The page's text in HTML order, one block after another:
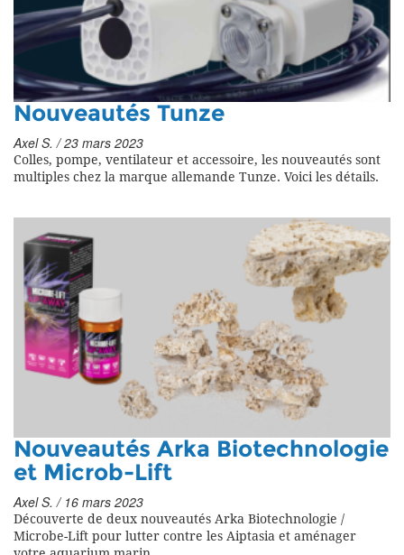
Nouveautés Tunze
Axel S. / 23 mars 2023
Colles, pompe, ventilateur et accessoire, les nouveautés sont
multiples chez la marque allemande Tunze. Voici les détails.
Nouveautés Arka Biotechnologie
et Microb-Lift
Axel S. / 16 mars 2023
Découverte de deux nouveautés Arka Biotechnologie /
Microbe-Lift pour lutter contre les Aiptasia et aménager